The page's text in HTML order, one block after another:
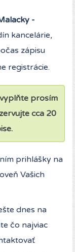
-
kancelárie,
zápisu
registrácie.
prosím
cca 20
prihlášky na
Vašich
dnes na
čo najviac